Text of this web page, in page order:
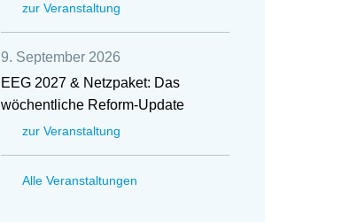
zur Veranstaltung
9. September 2026
EEG 2027 & Netzpaket: Das
wöchentliche Reform-Update
zur Veranstaltung
Alle Veranstaltungen